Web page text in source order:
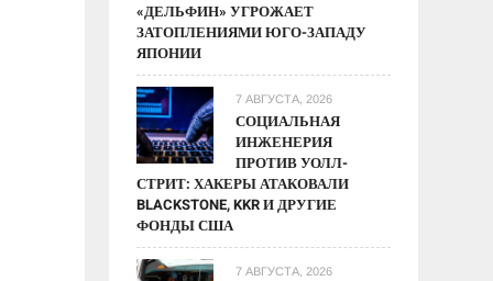
«ДЕЛЬФИН» УГРОЖАЕТ
ЗАТОПЛЕНИЯМИ ЮГО-ЗАПАДУ
ЯПОНИИ
7 АВГУСТА, 2026
СОЦИАЛЬНАЯ
ИНЖЕНЕРИЯ
ПРОТИВ УОЛЛ-
СТРИТ: ХАКЕРЫ АТАКОВАЛИ
BLACKSTONE, KKR И ДРУГИЕ
ФОНДЫ США
7 АВГУСТА, 2026